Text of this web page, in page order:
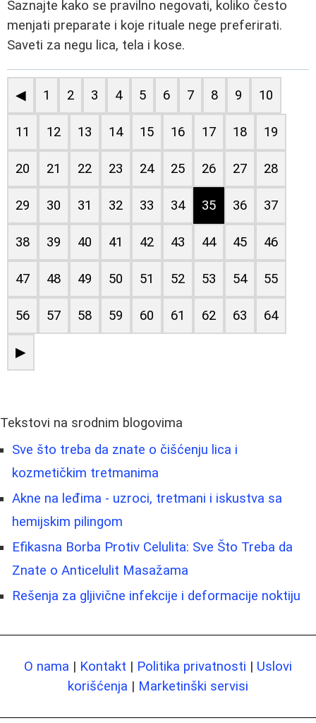
Saznajte kako se pravilno negovati, koliko često
menjati preparate i koje rituale nege preferirati.
Saveti za negu lica, tela i kose.
◀ 1 2 3 4 5 6 7 8 9 10
11 12 13 14 15 16 17 18 19
20 21 22 23 24 25 26 27 28
29 30 31 32 33 34 35 36 37
38 39 40 41 42 43 44 45 46
47 48 49 50 51 52 53 54 55
56 57 58 59 60 61 62 63 64
▶
Tekstovi na srodnim blogovima
Sve što treba da znate o čišćenju lica i
kozmetičkim tretmanima
Akne na leđima - uzroci, tretmani i iskustva sa
hemijskim pilingom
Efikasna Borba Protiv Celulita: Sve Što Treba da
Znate o Anticelulit Masažama
Rešenja za gljivične infekcije i deformacije noktiju
O nama | Kontakt | Politika privatnosti | Uslovi
korišćenja | Marketinški servisi